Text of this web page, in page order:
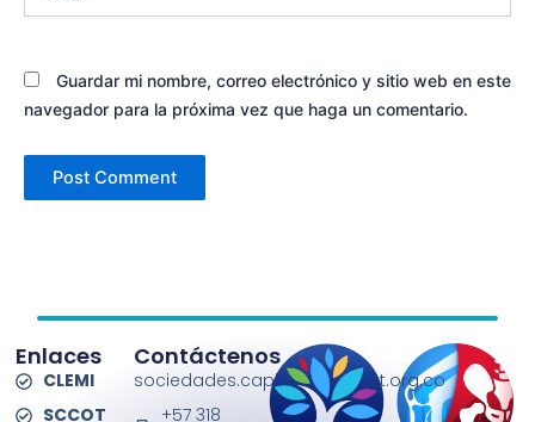
Guardar mi nombre, correo electrónico y sitio web en este
navegador para la próxima vez que haga un comentario.
Enlaces
CLEMI
SCCOT
Contáctenos
sociedades.capitulos@sccot.org.co
+57 318